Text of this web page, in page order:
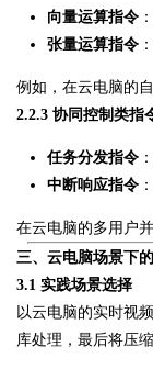
向量运算指令
张量运算指令
例如，在云电脑的
2.2.3 协同控制类指
任务分发指令
中断响应指令
在云电脑的多用户
三、云电脑场景下
3.1 实践场景选择
以云电脑的实时视
库处理，最后将压